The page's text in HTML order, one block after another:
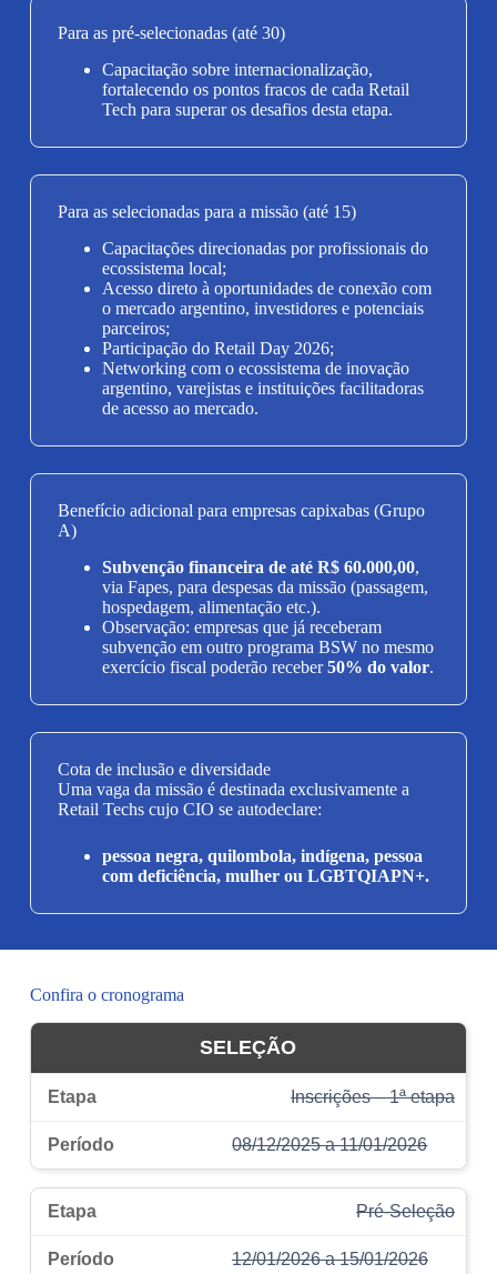
Para as pré-selecionadas (até 30)
Capacitação sobre internacionalização,
fortalecendo os pontos fracos de cada Retail
Tech para superar os desafios desta etapa.
Para as selecionadas para a missão (até 15)
Capacitações direcionadas por profissionais do
ecossistema local;
Acesso direto à oportunidades de conexão com
o mercado argentino, investidores e potenciais
parceiros;
Participação do Retail Day 2026;
Networking com o ecossistema de inovação
argentino, varejistas e instituições facilitadoras
de acesso ao mercado.
Benefício adicional para empresas capixabas (Grupo
A)
Subvenção financeira de até R$ 60.000,00,
via Fapes, para despesas da missão (passagem,
hospedagem, alimentação etc.).
Observação: empresas que já receberam
subvenção em outro programa BSW no mesmo
exercício fiscal poderão receber50% do valor.
Cota de inclusão e diversidade
Uma vaga da missão é destinada exclusivamente a
Retail Techs cujo CIO se autodeclare:
pessoa negra, quilombola, indígena, pessoa
com deficiência, mulher ou LGBTQIAPN+.
Confira o cronograma
SELEÇÃO
Inscrições – 1ª etapa
08/12/2025 a 11/01/2026
Pré-Seleção
12/01/2026 a 15/01/2026